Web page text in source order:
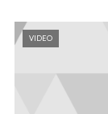
VIDEO